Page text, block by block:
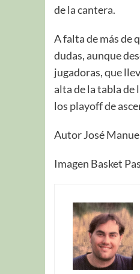
de la cantera.
A falta de más de
dudas, aunque
jugadoras, que
alta de la tabla de
los playoff de
Autor José
Imagen Basket